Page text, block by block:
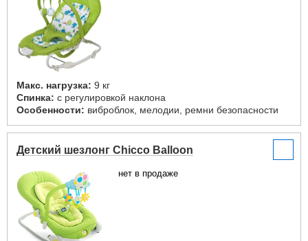
Макс. нагрузка: 9 кг
Спинка: с регулировкой наклона
Особенности: виброблок, мелодии, ремни безопасности
Детский шезлонг Chicco Balloon
нет в продаже